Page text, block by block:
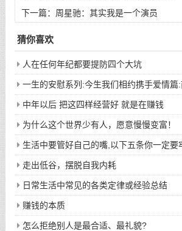
下一篇： 周星驰：其实我是一个演员
猜你喜欢
人在任何年纪都要提防四个大坑
一生的安慰系列:今生我们相约携手爱情篇
次的回眸才换来今生的相遇
中年以后 把这四样经营好 就是在赚钱
为什么这个世界少有人，愿意慢慢变富！
生活中要管好自己的嘴,以下五条你一定要
走出低谷，摆脱自我内耗
日常生活中常见的各类定律或经验总结
赚钱的本质
怎么拒绝别人是最合适、最礼貌?